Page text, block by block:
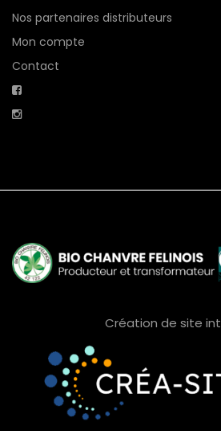
Nos partenaires distributeurs
Mon compte
Contact
Création de site